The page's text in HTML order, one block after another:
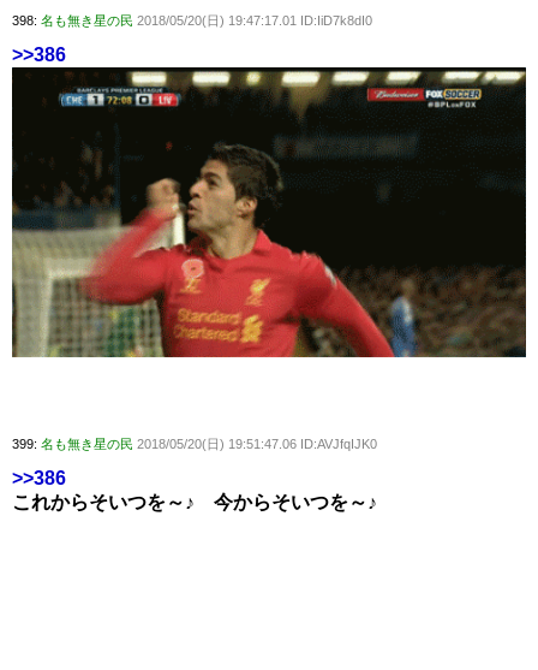
398: 名も無き星の民 2018/05/20(日) 19:47:17.01 ID:IiD7k8dI0
>>386
399: 名も無き星の民 2018/05/20(日) 19:51:47.06 ID:AVJfqIJK0
>>386
これからそいつを～♪ 今からそいつを～♪